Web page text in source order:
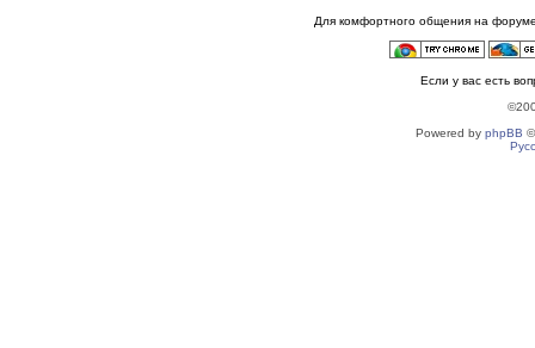
Для комфортного общения на
Если у вас есть
Powered by phpBB